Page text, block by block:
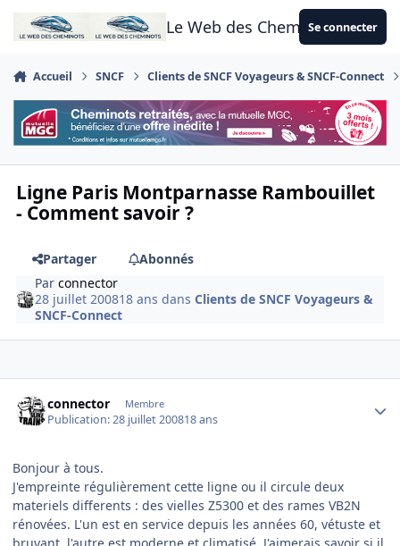
Aller au contenu
Le Web des CheminotsSe connecter
Accueil SNCF Clients de SNCF Voyageurs & SNCF-Connect
Ligne Paris Montparnasse Rambouillet
- Comment savoir ?
Partager
Abonnés
Parconnector
28 juillet 200818 ans dansClients de SNCF Voyageurs &
SNCF-Connect
connector Membre
Publication:28 juillet 200818 ans
Bonjour à tous.
J'empreinte régulièrement cette ligne ou il circule deux
materiels differents : des vielles Z5300 et des rames VB2N
rénovées. L'un est en service depuis les années 60, vétuste et